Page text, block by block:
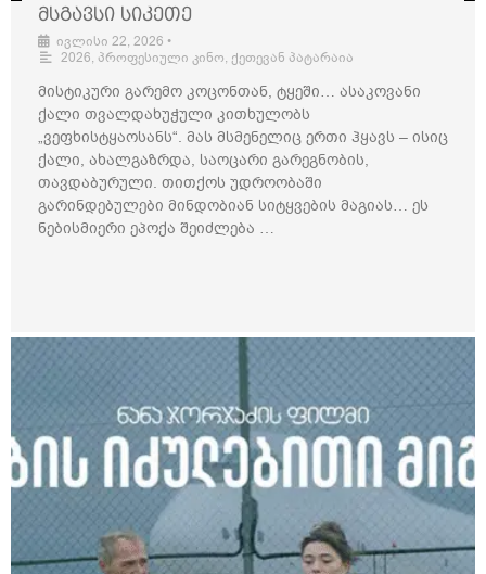
მსგავსი სიკეთე
ივლისი 22, 2026 •
2026, პროფესიული კინო, ქეთევან პატარაია
მისტიკური გარემო კოცონთან, ტყეში… ასაკოვანი
ქალი თვალდახუჭული კითხულობს
„ვეფხისტყაოსანს“. მას მსმენელიც ერთი ჰყავს – ისიც
ქალი, ახალგაზრდა, საოცარი გარეგნობის,
თავდაბურული. თითქოს უდროობაში
გარინდებულები მინდობიან სიტყვების მაგიას… ეს
ნებისმიერი ეპოქა შეიძლება …